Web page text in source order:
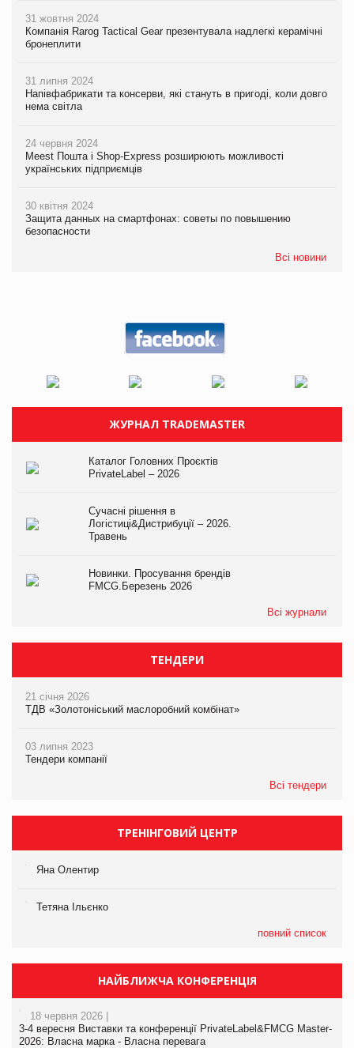
31 жовтня 2024
Компанія Rarog Tactical Gear презентувала надлегкі керамічні
бронеплити
31 липня 2024
Напівфабрикати та консерви, які стануть в пригоді, коли довго
нема світла
24 червня 2024
Meest Пошта і Shop-Express розширюють можливості
українських підприємців
30 квітня 2024
Защита данных на смартфонах: советы по повышению
безопасности
Всі новини
ЖУРНАЛ TRADEMASTER
Каталог Головних Проєктів
PrivateLabel – 2026
Сучасні рішення в
Логістиці&Дистрибуції – 2026.
Травень
Новинки. Просування брендів
FMCG.Березень 2026
Всі журнали
ТЕНДЕРИ
21 січня 2026
ТДВ «Золотоніський маслоробний комбінат»
03 липня 2023
Тендери компанії
Всі тендери
ТРЕНІНГОВИЙ ЦЕНТР
Яна Олентир
Тетяна Ільєнко
повний список
НАЙБЛИЖЧА КОНФЕРЕНЦІЯ
18 червня 2026 |
3-4 вересня Виставки та конференції PrivateLabel&FMCG Master-
2026: Власна марка - Власна перевага